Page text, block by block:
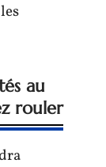
au
rouler